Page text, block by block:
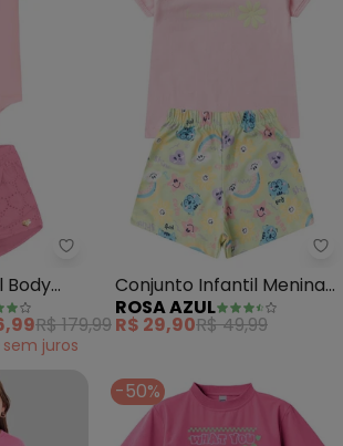
Trick Nick - Conjunto Infantil
Body
R$ 179,99
sem juros
Conjunto Infantil Menina
Love Verão Iaia (Rosa)
ROSA AZUL
R$ 29,90R$ 49,99
-50%